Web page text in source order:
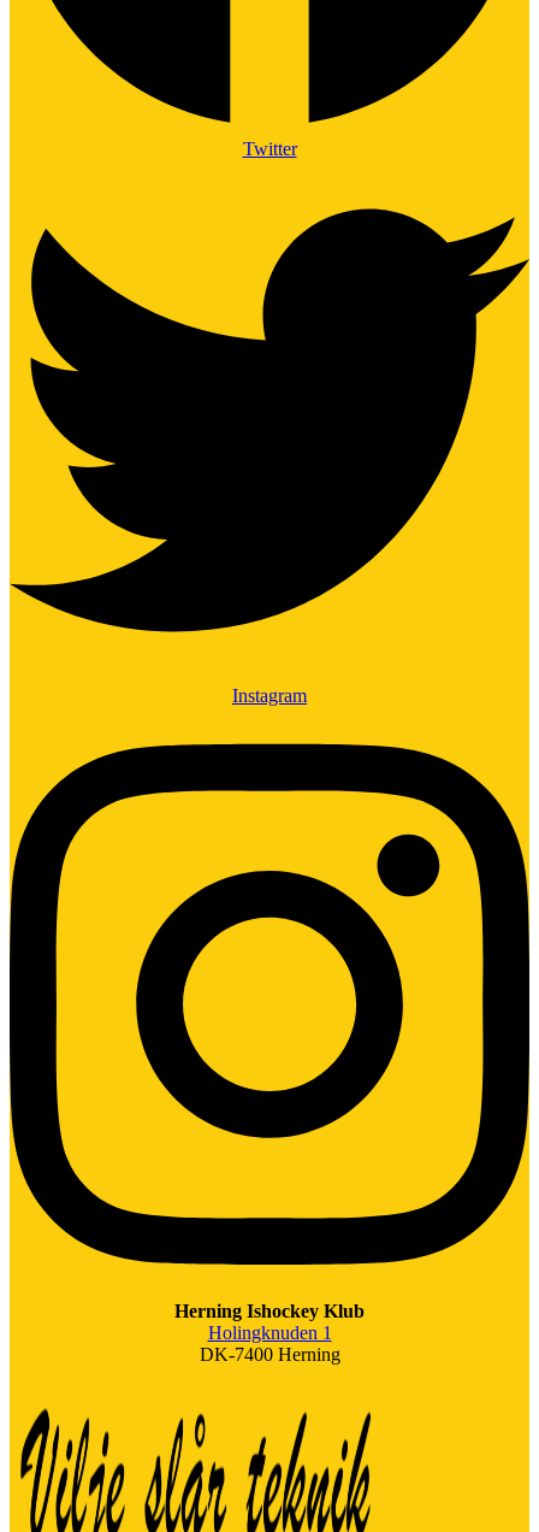
Twitter
Instagram
Herning Ishockey Klub
Holingknuden 1
DK-7400 Herning